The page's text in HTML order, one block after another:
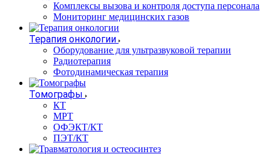
Комплексы вызова и контроля доступа персонала
Мониторинг медицинских газов
Терапия онкологии
Оборудование для ультразвуковой терапии
Радиотерапия
Фотодинамическая терапия
Томографы
КТ
МРТ
ОФЭКТ/КТ
ПЭТ/КТ